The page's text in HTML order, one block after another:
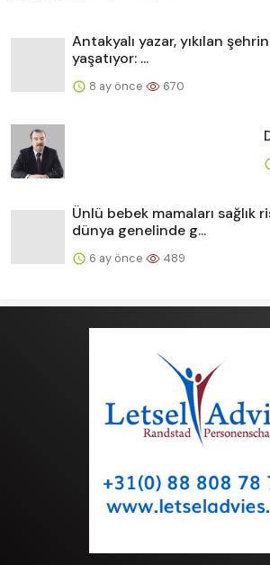
Antakyalı yazar, yıkılan
yaşatıyor: ...
8 ay önce 670
Ünlü bebek mamaları sağlık
dünya genelinde g...
6 ay önce 489